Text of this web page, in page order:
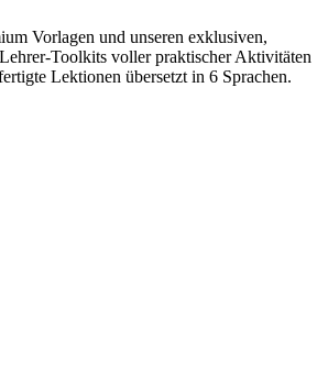
Vorlagen und unseren exklusiven,
Toolkits voller praktischer Aktivitäten
Lektionen übersetzt in 6 Sprachen.